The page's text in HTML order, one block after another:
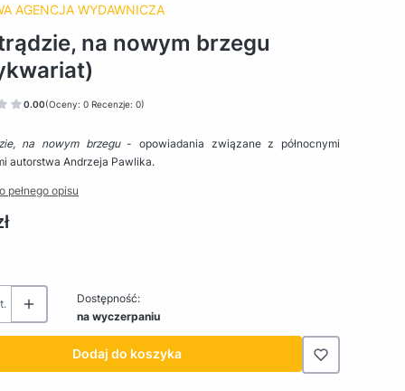
AGENCJA WYDAWNICZA
na nowym brzegu
0.00(Oceny: 0 Recenzje: 0)
na nowym brzegu- opowiadania związane z północnymi
autorstwa Andrzeja Pawlika.
pełnego opisu
Dostępność:
na wyczerpaniu
Dodaj do koszyka